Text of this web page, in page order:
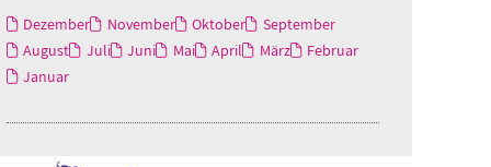
Dezember November Oktober
September
August
Juli Juni Mai April März
Februar
Januar